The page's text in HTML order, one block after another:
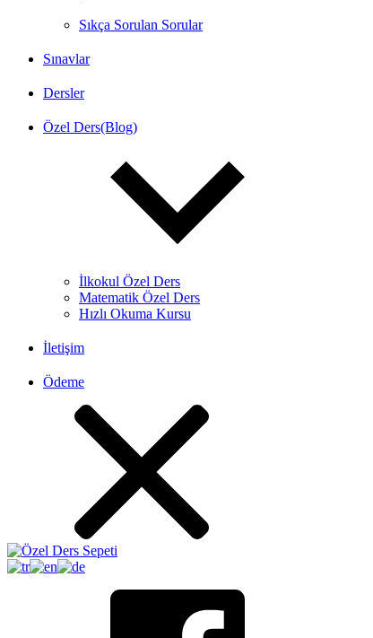
Sıkça Sorulan Sorular
Sınavlar
Dersler
Özel Ders(Blog)
İlkokul Özel Ders
Matematik Özel Ders
Hızlı Okuma Kursu
İletişim
Ödeme